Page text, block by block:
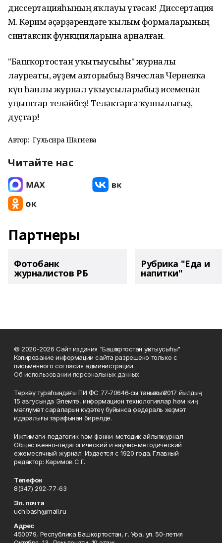
диссертацияһының яҡлауы үтәсәк! Диссертация
М. Кәрим әҫәрҙәрендәге ҡылым формаларының
синтаксик функцияларына арналған.
"Башҡортостан уҡытыусыһы" журналы
лауреаты, әүҙем авторыбыҙ Вячеслав Черневҡа
күп һанлы журнал уҡыусыларыбыҙ исеменән
уңыштар теләйбеҙ! Теләктәргә ҡушылығыҙ,
дуҫтар!
Автор: Гульсира Шагиева
Читайте нас
Партнеры
Фотобанк
журналистов РБ
Рубрика "Еда и
напитки"
© 2020-2026 Сайт издания "Башҡортостан уҡытыусыһы"
Копирование информации сайта разрешено только с
письменного согласия администрации.
Об использовании персональных данных
Теркәү тураһындағы ПИ ФС 77‑70646‑сы таныҡлыҡ 2017 йылдың
15 авгусында Элемтә, информацион технологиялар һәм киң
мәғлүмәт сараларын күҙәтеү буйынса федераль хеҙмәт
идаралығы тарафынан бирелде.
Ижтимағи-педагогик һәм фәнни-методик айлыҡ журнал
Общественно-педагогический и научно-методический
ежемесячный журнал. Издается с 1920 года. Главный
редактор: Каримов С.Г.
Телефон
8(347) 292-77-63
Эл. почта
uch.bash@mail.ru
Адрес
450079, Республика Башкортостан, г. Уфа, ул. 50-летия